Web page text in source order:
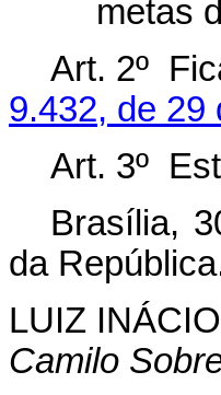
metas
Art. 2º
9.432, de 29
Art. 3º
Brasília,
da
LUIZ
Camilo